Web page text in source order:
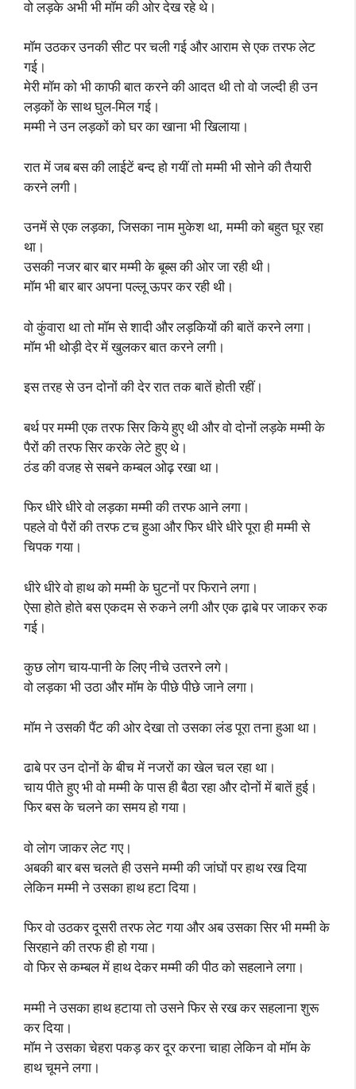
वो लड़के अभी भी मॉम की ओर देख रहे थे।
मॉम उठकर उनकी सीट पर चली गई और आराम से एक तरफ लेट
गई।
मेरी मॉम को भी काफी बात करने की आदत थी तो वो जल्दी ही उन
लड़कों के साथ घुल-मिल गई।
मम्मी ने उन लड़कों को घर का खाना भी खिलाया।
रात में जब बस की लाईटें बन्द हो गयीं तो मम्मी भी सोने की तैयारी
करने लगी।
उनमें से एक लड़का, जिसका नाम मुकेश था, मम्मी को बहुत घूर रहा
था।
उसकी नजर बार बार मम्मी के बूब्स की ओर जा रही थी।
मॉम भी बार बार अपना पल्लू ऊपर कर रही थी।
वो कुंवारा था तो मॉम से शादी और लड़कियों की बातें करने लगा।
मॉम भी थोड़ी देर में खुलकर बात करने लगी।
इस तरह से उन दोनों की देर रात तक बातें होती रहीं।
बर्थ पर मम्मी एक तरफ सिर किये हुए थी और वो दोनों लड़के मम्मी के
पैरों की तरफ सिर करके लेटे हुए थे।
ठंड की वजह से सबने कम्बल ओढ़ रखा था।
फिर धीरे धीरे वो लड़का मम्मी की तरफ आने लगा।
पहले वो पैरों की तरफ टच हुआ और फिर धीरे धीरे पूरा ही मम्मी से
चिपक गया।
धीरे धीरे वो हाथ को मम्मी के घुटनों पर फिराने लगा।
ऐसा होते होते बस एकदम से रुकने लगी और एक ढ़ाबे पर जाकर रुक
गई।
कुछ लोग चाय-पानी के लिए नीचे उतरने लगे।
वो लड़का भी उठा और मॉम के पीछे पीछे जाने लगा।
मॉम ने उसकी पैंट की ओर देखा तो उसका लंड पूरा तना हुआ था।
ढाबे पर उन दोनों के बीच में नजरों का खेल चल रहा था।
चाय पीते हुए भी वो मम्मी के पास ही बैठा रहा और दोनों में बातें हुई।
फिर बस के चलने का समय हो गया।
वो लोग जाकर लेट गए।
अबकी बार बस चलते ही उसने मम्मी की जांघों पर हाथ रख दिया
लेकिन मम्मी ने उसका हाथ हटा दिया।
फिर वो उठकर दूसरी तरफ लेट गया और अब उसका सिर भी मम्मी के
सिरहाने की तरफ ही हो गया।
वो फिर से कम्बल में हाथ देकर मम्मी की पीठ को सहलाने लगा।
मम्मी ने उसका हाथ हटाया तो उसने फिर से रख कर सहलाना शुरू
कर दिया।
मॉम ने उसका चेहरा पकड़ कर दूर करना चाहा लेकिन वो मॉम के
हाथ चूमने लगा।